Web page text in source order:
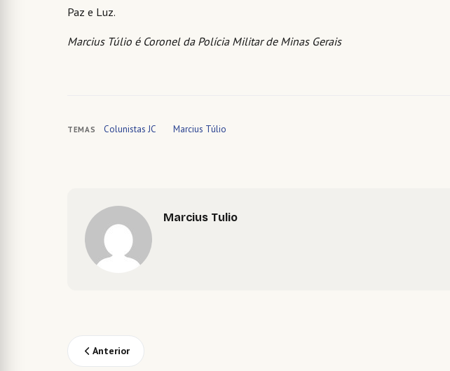
Paz e Luz.
Marcius Túlio é Coronel da Polícia Militar de Minas Gerais
TEMAS Colunistas JC Marcius Túlio
Marcius Tulio
Anterior